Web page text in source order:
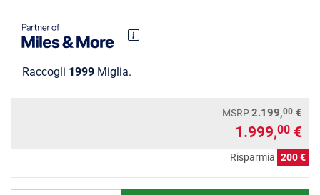
Raccogli 1999 Miglia.
MSRP2.199,00 €
1.999,00 €
Risparmia 200 €